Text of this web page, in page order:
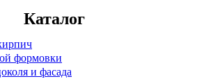
Каталог
формовки
и фасада